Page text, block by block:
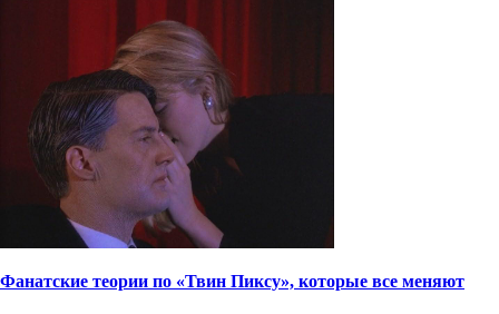
Фанатские теории по «Твин Пиксу», которые все меняют